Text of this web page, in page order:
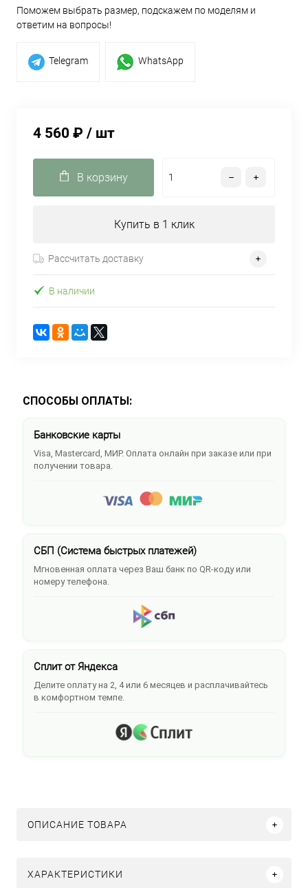
Поможем выбрать размер, подскажем по моделям и
ответим на вопросы!
Telegram WhatsApp
4 560 ₽ / шт
В корзину
Купить в 1 клик
Рассчитать доставку
В наличии
СПОСОБЫ ОПЛАТЫ:
Банковские карты
Visa, Mastercard, МИР. Оплата онлайн при заказе или при
получении товара.
СБП (Система быстрых платежей)
Мгновенная оплата через Ваш банк по QR-коду или
номеру телефона.
Сплит от Яндекса
Делите оплату на 2, 4 или 6 месяцев и расплачивайтесь
в комфортном темпе.
ОПИСАНИЕ ТОВАРА
ХАРАКТЕРИСТИКИ